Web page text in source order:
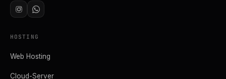
HOSTING
Web Hosting
Cloud-Server